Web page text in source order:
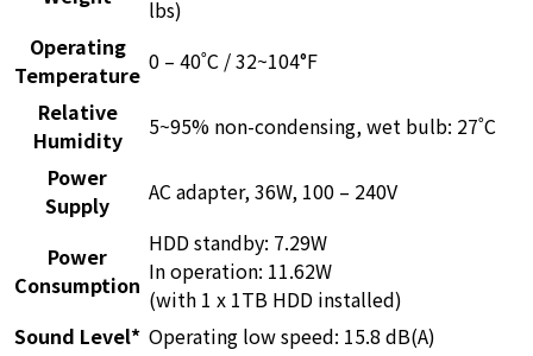
lbs)
Operating
Temperature 0 – 40˚C / 32~104°F
Relative
Humidity
5~95% non-condensing, wet bulb: 27˚C
Power
Supply
AC adapter, 36W, 100 – 240V
Power
Consumption
HDD standby: 7.29W
In operation: 11.62W
(with 1 x 1TB HDD installed)
Sound Level* Operating low speed: 15.8 dB(A)